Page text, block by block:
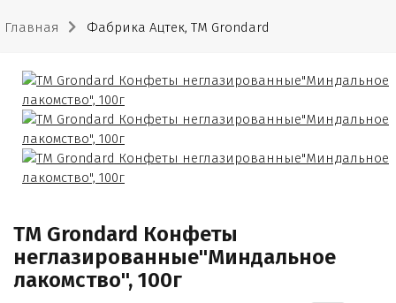
Главная Фабрика Ацтек, ТМ Grondard
TM Grondard Конфеты
неглазированные"Миндальное
лакомство", 100г